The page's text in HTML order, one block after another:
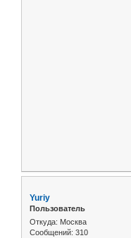
Yuriy
Пользователь
Откуда: Москва
Сообщений: 310